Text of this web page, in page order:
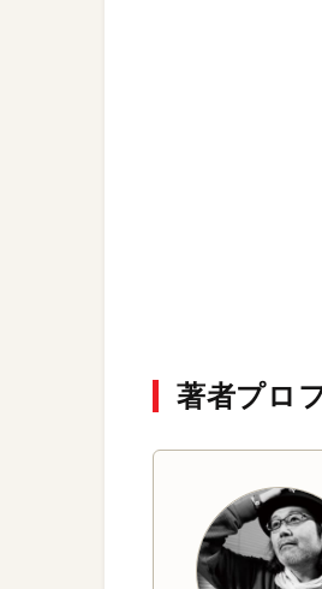
著者プロ